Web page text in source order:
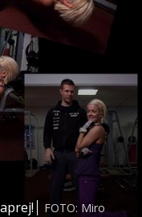
FOTO: Miro